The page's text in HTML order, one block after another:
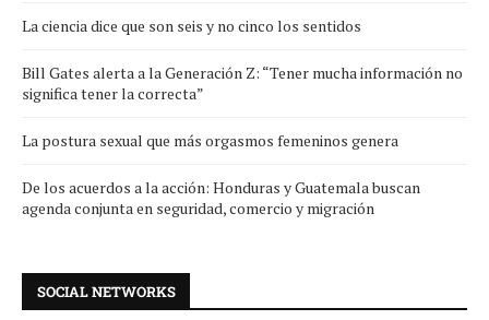
La ciencia dice que son seis y no cinco los sentidos
Bill Gates alerta a la Generación Z: “Tener mucha información no
significa tener la correcta”
La postura sexual que más orgasmos femeninos genera
De los acuerdos a la acción: Honduras y Guatemala buscan
agenda conjunta en seguridad, comercio y migración
SOCIAL NETWORKS